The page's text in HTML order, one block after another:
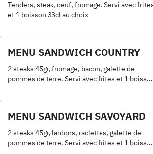
Tenders, steak, oeuf, fromage. Servi avec frites
et 1 boisson 33cl au choix
MENU SANDWICH COUNTRY
2 steaks 45gr, fromage, bacon, galette de
pommes de terre. Servi avec frites et 1 boisson
MENU SANDWICH SAVOYARD
2 steaks 45gr, lardons, raclettes, galette de
pommes de terre. Servi avec frites et 1 boisson